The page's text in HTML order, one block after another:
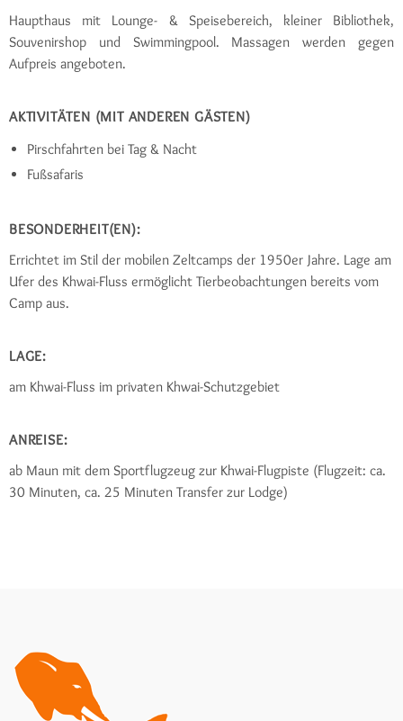
Haupthaus mit Lounge- & Speisebereich, kleiner Bibliothek,
Souvenirshop und Swimmingpool. Massagen werden gegen
Aufpreis angeboten.
AKTIVITÄTEN (MIT ANDEREN GÄSTEN)
Pirschfahrten bei Tag & Nacht
Fußsafaris
BESONDERHEIT(EN):
Errichtet im Stil der mobilen Zeltcamps der 1950er Jahre. Lage am
Ufer des Khwai-Fluss ermöglicht Tierbeobachtungen bereits vom
Camp aus.
LAGE:
am Khwai-Fluss im privaten Khwai-Schutzgebiet
ANREISE:
ab Maun mit dem Sportflugzeug zur Khwai-Flugpiste (Flugzeit: ca.
30 Minuten, ca. 25 Minuten Transfer zur Lodge)